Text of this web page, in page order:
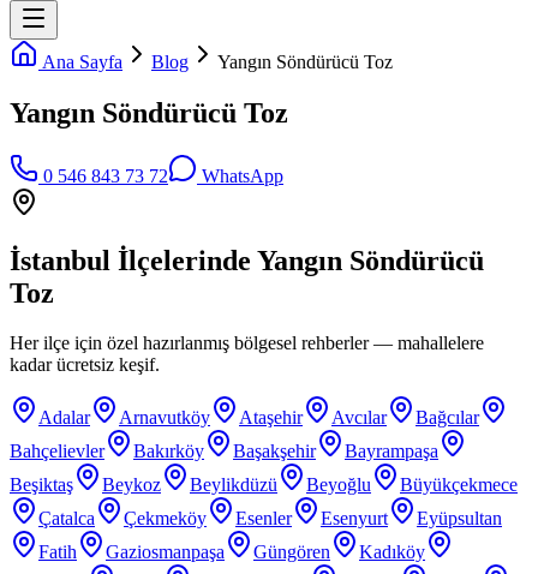
Ana Sayfa Blog Yangın Söndürücü Toz
Yangın Söndürücü Toz
0 546 843 73 72 WhatsApp
İstanbul İlçelerinde Yangın Söndürücü
Toz
Her ilçe için özel hazırlanmış bölgesel rehberler — mahallelere
kadar ücretsiz keşif.
Adalar Arnavutköy Ataşehir Avcılar
Bağcılar
Bahçelievler
Bakırköy Başakşehir
Bayrampaşa
Beşiktaş
Beykoz Beylikdüzü Beyoğlu
Büyükçekmece
Çatalca
Çekmeköy Esenler Esenyurt
Eyüpsultan
Fatih
Gaziosmanpaşa Güngören
Kadıköy